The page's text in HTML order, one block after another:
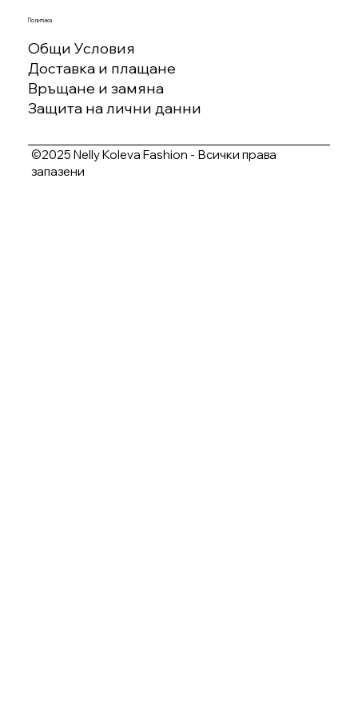
Политика
Общи Условия
Доставка и плащане
Връщане и замяна
Защита на лични данни
©2025 Nelly Koleva Fashion - Всички права
запазени